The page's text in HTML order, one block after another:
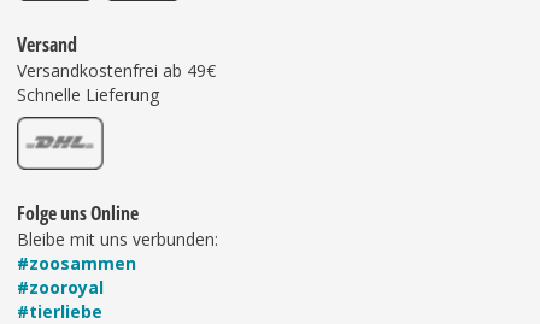
Versand
Versandkostenfrei ab 49€
Schnelle Lieferung
Folge uns Online
Bleibe mit uns verbunden:
#zoosammen
#zooroyal
#tierliebe